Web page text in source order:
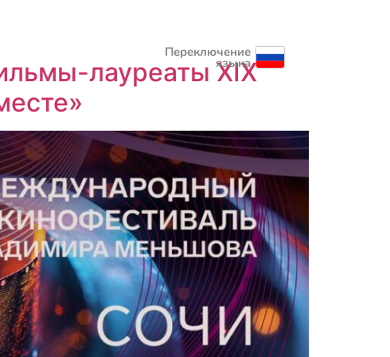
лауреаты XIX
Переключение
языка